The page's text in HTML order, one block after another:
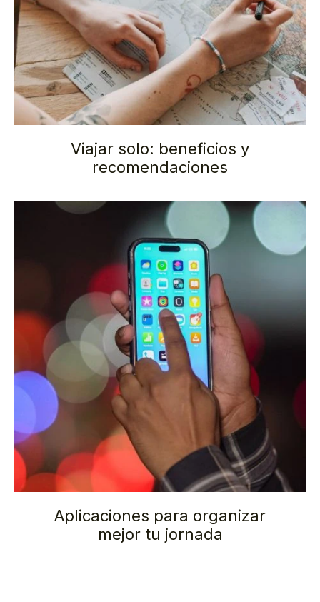
Viajar solo: beneficios y
recomendaciones
Aplicaciones para organizar
mejor tu jornada